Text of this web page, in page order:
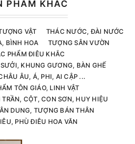
PHẨM KHÁC
VẬT
THÁC NƯỚC, ĐÀI NƯỚC
BÌNH HOA
TƯỢNG SÂN VƯỜN
PHẨM ĐIÊU KHẮC
KHUNG GƯƠNG, BÀN GHẾ
ÂU, Á, PHI, AI CẬP ...
TÔN GIÁO, LINH VẬT
TRẦN, CỘT, CON SƠN, HUY HIỆU
DUNG, TƯỢNG BÁN THÂN
PHÙ ĐIÊU HOA VĂN